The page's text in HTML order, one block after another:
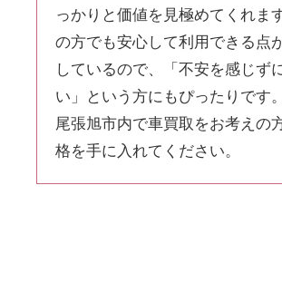
っかりと価値を見極めてくれま
の方でも安心して利用できる点
しているので、「不安を感じず
い」という方にもぴったりです
尾張旭市内で車買取をお考えの
格を手に入れてください。